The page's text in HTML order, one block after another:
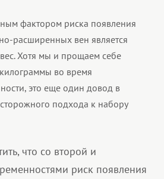
фактором риска появления
расширенных вен является
Хотя мы и прощаем себе
во время
это еще один довод в
подхода к набору
что со второй и
риск появления